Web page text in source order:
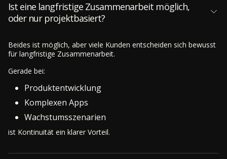
Ist eine langfristige Zusammenarbeit möglich,
oder nur projektbasiert?
Beides ist möglich, aber viele Kunden entscheiden sich bewusst
für langfristige Zusammenarbeit.
Gerade bei:
Produktentwicklung
Komplexen Apps
Wachstumsszenarien
ist Kontinuität ein klarer Vorteil.